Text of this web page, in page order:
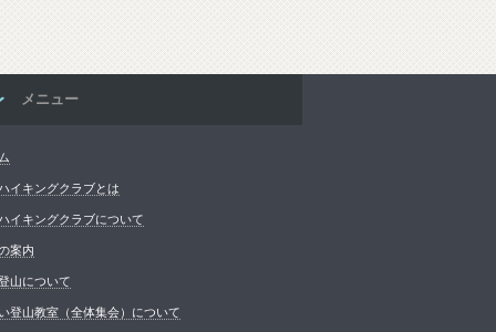
メニュー
イキングクラブとは
イキングクラブについて
案内
山について
登山教室（全体集会）について